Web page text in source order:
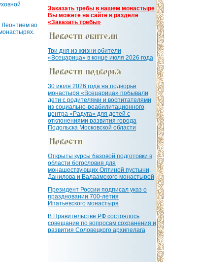
во
Заказать требы в нашем монастыре
Вы можете на сайте в разделе
«Заказать требы»
Три дня из жизни обители
«Всецарица» в конце июля 2026 года
30 июля 2026 года на подворье
монастыря «Всецарица» побывали
дети с родителями и воспитателями
из социально-реабилитационного
центра «Радуга» для детей с
отклонениями развития города
Подольска Московской области
Открыты курсы базовой подготовки в
области богословия для
монашествующих Оптиной пустыни,
Данилова и Валаамского монастырей
Президент России подписал указ о
праздновании 700-летия
Ипатьевского монастыря
В Правительстве РФ состоялось
совещание по вопросам сохранения и
развития Соловецкого архипелага